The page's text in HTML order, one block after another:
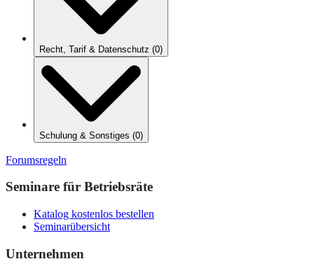
Recht, Tarif & Datenschutz (0)
Schulung & Sonstiges (0)
Forumsregeln
Seminare für Betriebsräte
Katalog kostenlos bestellen
Seminarübersicht
Unternehmen